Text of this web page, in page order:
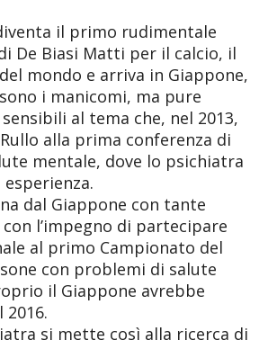
il primo rudimentale
De Biasi Matti per il calcio, il
mondo e arriva in Giappone,
i manicomi, ma pure
al tema che, nel 2013,
alla prima conferenza di
mentale, dove lo psichiatra
dal Giappone con tante
l’impegno di partecipare
al primo Campionato del
con problemi di salute
il Giappone avrebbe
si mette così alla ricerca di